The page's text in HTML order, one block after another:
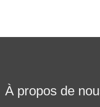
À propos de